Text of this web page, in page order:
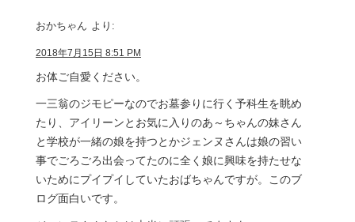
おかちゃん より:
2018年7月15日 8:51 PM
お体ご自愛ください。
一三翁のジモピーなのでお墓参りに行く予科生を眺め
たり、アイリーンとお気に入りのあ～ちゃんの妹さん
と学校が一緒の娘を持つとかジェンヌさんは娘の習い
事でごろごろ出会ってたのに全く娘に興味を持たせな
いためにプイプイしていたおばちゃんですが。このブ
ログ面白いです。